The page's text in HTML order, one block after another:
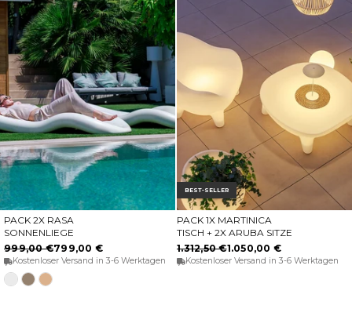
OPTIONEN WÄHLEN
PACK 2X RASA
SONNENLIEGE
999,00 €799,00 €
Kostenloser Versand in 3-6 Werktagen
Weiß
Taupe
Beige
BEST-SELLER
IN DEN WARENKORB
PACK 1X MARTINICA
TISCH + 2X ARUBA SITZE
1.312,50 €1.050,00 €
Kostenloser Versand in 3-6 Werktagen